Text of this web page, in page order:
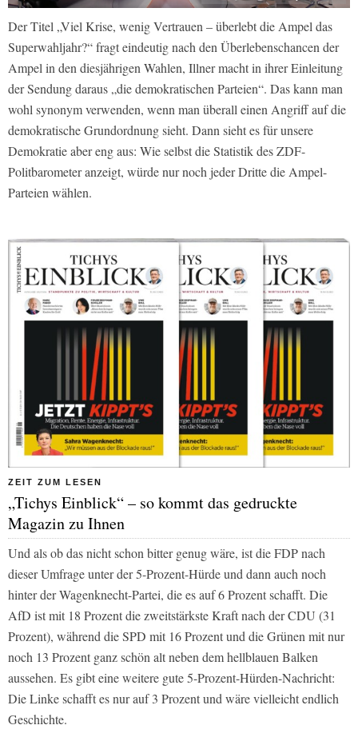
Der Titel „Viel Krise, wenig Vertrauen – überlebt die Ampel das
Superwahljahr?“ fragt eindeutig nach den Überlebenschancen der
Ampel in den diesjährigen Wahlen, Illner macht in ihrer Einleitung
der Sendung daraus „die demokratischen Parteien“. Das kann man
wohl synonym verwenden, wenn man überall einen Angriff auf die
demokratische Grundordnung sieht. Dann sieht es für unsere
Demokratie aber eng aus: Wie selbst die Statistik des ZDF-
Politbarometer anzeigt, würde nur noch jeder Dritte die Ampel-
Parteien wählen.
ZEIT ZUM LESEN
„Tichys Einblick“ – so kommt das gedruckte
Magazin zu Ihnen
Und als ob das nicht schon bitter genug wäre, ist die FDP nach
dieser Umfrage unter der 5-Prozent-Hürde und dann auch noch
hinter der Wagenknecht-Partei, die es auf 6 Prozent schafft. Die
AfD ist mit 18 Prozent die zweitstärkste Kraft nach der CDU (31
Prozent), während die SPD mit 16 Prozent und die Grünen mit nur
noch 13 Prozent ganz schön alt neben dem hellblauen Balken
aussehen. Es gibt eine weitere gute 5-Prozent-Hürden-Nachricht:
Die Linke schafft es nur auf 3 Prozent und wäre vielleicht endlich
Geschichte.